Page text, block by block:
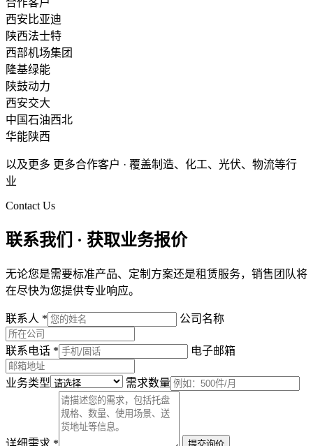
合作客户
西安比亚迪
陕西法士特
西部机场集团
隆基绿能
陕鼓动力
西安交大
中国石油西北
华能陕西
以及更多 更多合作客户 · 覆盖制造、化工、光伏、物流等行
业
Contact Us
联系我们 · 获取业务报价
无论您是需要标准产品、定制方案还是租赁服务，销售团队将
在尽快为您提供专业响应。
联系人 * 公司名称
联系电话 * 电子邮箱
业务类型 需求数量
详细需求 *